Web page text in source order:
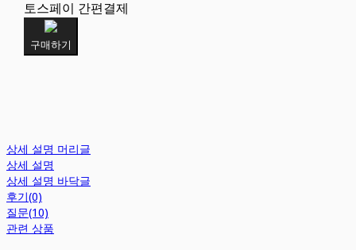
토스페이 간편결제
구매하기
상세 설명 머리글
상세 설명
상세 설명 바닥글
후기(0)
질문(10)
관련 상품